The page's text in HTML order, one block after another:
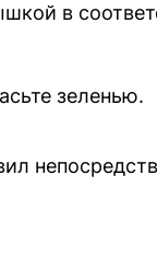
в
зеленью.